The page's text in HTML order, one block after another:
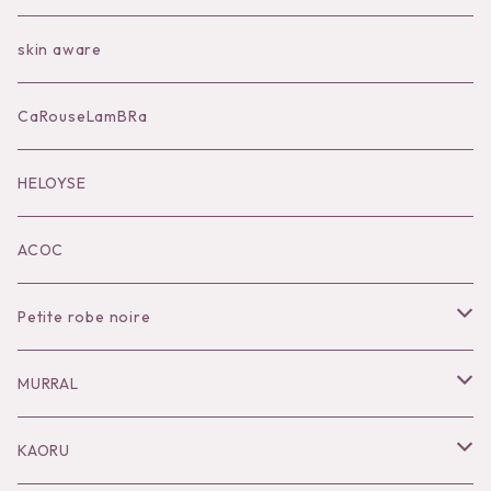
Bag
Accessories
Black series
KOKO別注
skin aware
CaRouseLamBRa
HELOYSE
ACOC
Petite robe noire
Necklace
Pierce
MURRAL
Outer
KAORU